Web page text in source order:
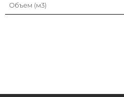
Объем (м3)